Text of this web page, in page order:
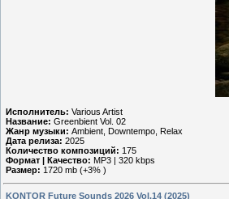
Исполнитель: Various Artist
Название: Greenbient Vol. 02
Жанр музыки: Ambient, Downtempo, Relax
Дата релиза: 2025
Количество композиций: 175
Формат | Качество: MP3 | 320 kbps
Размер: 1720 mb (+3% )
KONTOR Future Sounds 2026 Vol.14 (2025)